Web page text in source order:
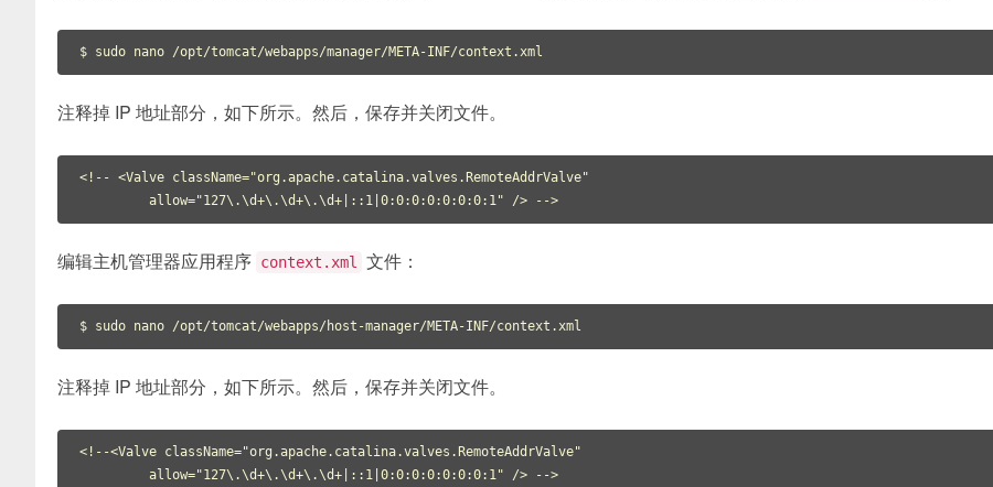
注释掉 IP 地址部分，如下所示。然后，保存并关闭文件。
<!-- <Valve className="org.apache.catalina.valves.RemoteAddrValve"
         allow="127\.\d+\.\d+\.\d+|::1|0:0:0:0:0:0:0:1" /> -->
编辑主机管理器应用程序 context.xml 文件：
注释掉 IP 地址部分，如下所示。然后，保存并关闭文件。
<!--<Valve className="org.apache.catalina.valves.RemoteAddrValve"
         allow="127\.\d+\.\d+\.\d+|::1|0:0:0:0:0:0:0:1" /> -->